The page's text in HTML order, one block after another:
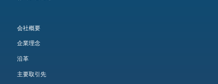
会社概要
企業理念
沿革
主要取引先